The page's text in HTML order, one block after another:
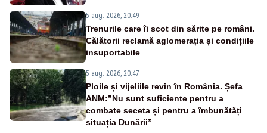
5 aug. 2026, 20:49
Trenurile care îi scot din sărite pe români.
Călătorii reclamă aglomerația și condițiile
insuportabile
5 aug. 2026, 20:47
Ploile și vijeliile revin în România. Șefa
ANM:”Nu sunt suficiente pentru a
combate seceta și pentru a îmbunătăți
situația Dunării”